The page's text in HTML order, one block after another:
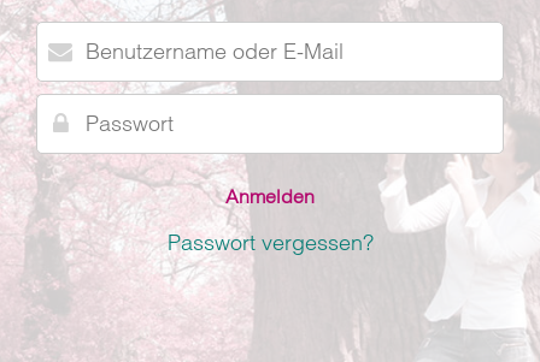
Benutzername
oder
E-
Mail
Passwort
Passwort vergessen?